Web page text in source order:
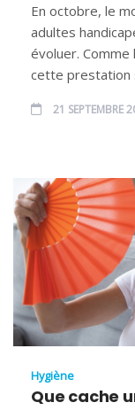
En octobre, le
adultes
évoluer.
cette prestation
21 SEPTEMBRE
Hygiène
Que cache